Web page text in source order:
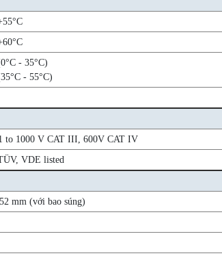
- 35°C)
- 55°C)
to 1000 V CAT III, 600V CAT IV
VDE listed
mm (với bao súng)